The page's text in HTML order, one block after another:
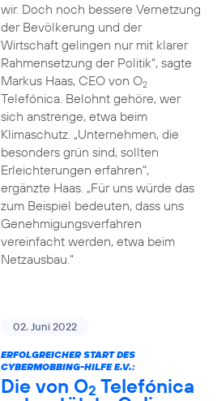
wir. Doch noch bessere Vernetzung
der Bevölkerung und der
Wirtschaft gelingen nur mit klarer
Rahmensetzung der Politik“, sagte
Markus Haas, CEO von O2
Telefónica. Belohnt gehöre, wer
sich anstrenge, etwa beim
Klimaschutz. „Unternehmen, die
besonders grün sind, sollten
Erleichterungen erfahren“,
ergänzte Haas. „Für uns würde das
zum Beispiel bedeuten, dass uns
Genehmigungsverfahren
vereinfacht werden, etwa beim
Netzausbau.“
02. Juni 2022
ERFOLGREICHER START DES
CYBERMOBBING-HILFE E.V.:
Die von O2 Telefónica